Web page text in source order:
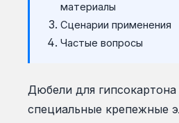
материалы
Сценарии применения
Частые вопросы
Дюбели для
специальные крепежные